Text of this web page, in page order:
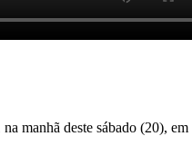
manhã deste sábado